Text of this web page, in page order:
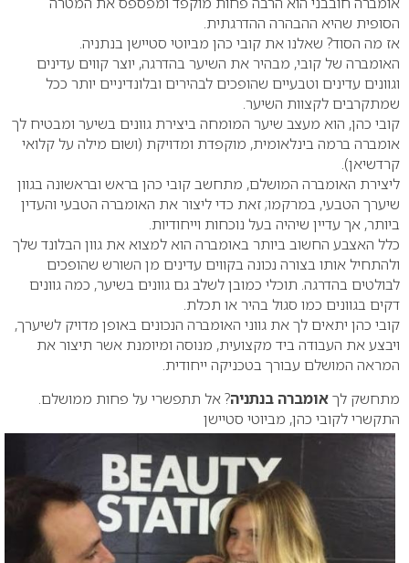
הסופית שהיא ההבהרה ההדרגתית.
אז מה הסוד? שאלנו את קובי כהן מביוטי סטיישן בנתניה.
האומברה של קובי, מבהיר את השיער בהדרגה, יוצר קווים עדינים
וגוונים עדינים וטבעיים שהופכים לבהירים ובלונדיניים יותר ככל
שמתקרבים לקצוות השיער.
קובי כהן, הוא מעצב שיער המומחה ביצירת גוונים בשיער ומבטיח לך
אומברה ברמה בינלאומית, מוקפדת ומדויקת (ושום מילה על קלואי
קרדשיאן).
ליצירת האומברה המושלם, מתחשב קובי כהן בראש ובראשונה בגוון
שיערך הטבעי, במרקמו; זאת כדי ליצור את האומברה הטבעי והעדין
ביותר, אך עדיין שיהיה בעל נוכחות וייחודיות.
כלל האצבע החשוב ביותר באומברה הוא למצוא את גוון הבלונד שלך
ולהתחיל אותו בצורה נכונה בקווים עדינים מן השורש שהופכים
לבולטים בהדרגה. תוכלי כמובן לשלב גם גוונים בשיער, כמה גוונים
דקים בגוונים כמו סגול בהיר או תכלת.
קובי כהן יתאים לך את גווני האומברה הנכונים באופן מדויק לשיערך,
ויבצע את העבודה ביד מקצועית, מנוסה ומיומנת אשר תיצור את
המראה המושלם עבורך בטכניקה ייחודית.
מתחשק לךאומברה בנתניה? אל תתפשרי על פחות ממושלם.
התקשרי לקובי כהן, מביוטי סטיישן